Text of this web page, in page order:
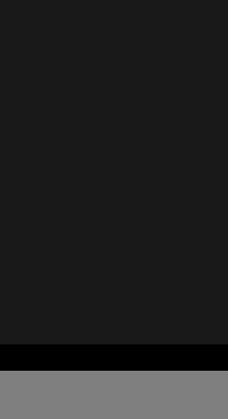
en nueva ventana)
en nueva ventana)